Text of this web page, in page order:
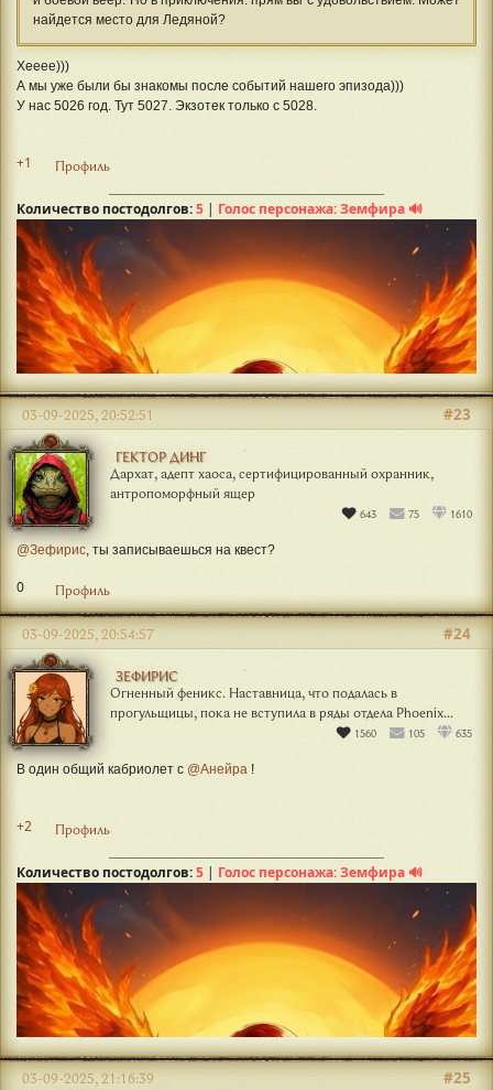
найдется место для Ледяной?
Хееее)))
А мы уже были бы знакомы после событий нашего эпизода)))
У нас 5026 год. Тут 5027. Экзотек только с 5028.
+1 Профиль
Количество постодолгов:5 | Голос персонажа: Земфира 🔊
ГЕКТОР ДИНГ
Дархат, адепт хаоса, сертифицированный охранник,
антропоморфный ящер
643 75 1610
#23
03-09-2025, 20:52:51
@Зефирис, ты записываешься на квест?
0 Профиль
ЗЕФИРИС
Огненный феникс. Наставница, что подалась в
прогульщицы, пока не вступила в ряды отдела Phoenix...
1560 105 635
#24
03-09-2025, 20:54:57
В один общий кабриолет с @Анейра !
+2 Профиль
Количество постодолгов:5 | Голос персонажа: Земфира 🔊
#25
03-09-2025, 21:16:39